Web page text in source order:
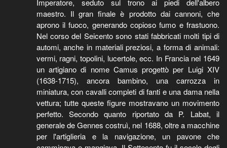
Imperatore, seduto sul trono ai piedi dell'albero
maestro. Il gran finale è prodotto dai cannoni, che
aprono il fuoco, generando copioso fumo e frastuono.
Nel corso del Seicento sono stati fabbricati molti tipi di
automi, anche in materiali preziosi, a forma di animali:
vermi, ragni, topolini, lucertole, ecc. In Francia nel 1649
un artigiano di nome Camus progettò per Luigi XIV
(1638-1715), ancora bambino, una carrozza in
miniatura, con cavalli completi di fanti e una dama nella
vettura; tutte queste figure mostravano un movimento
perfetto. Secondo quanto riportato da P. Labat, il
generale de Gennes costruì, nel 1688, oltre a macchine
per l'artiglieria e la navigazione, un pavone che